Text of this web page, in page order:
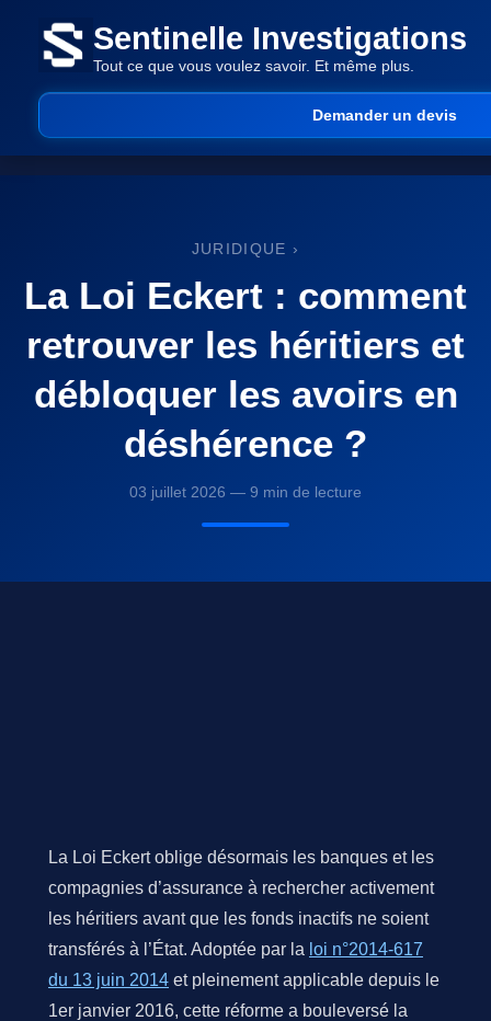
Sentinelle Investigations
Tout ce que vous voulez savoir. Et même plus.
Demander un devis
JURIDIQUE ›
La Loi Eckert : comment
retrouver les héritiers et
débloquer les avoirs en
déshérence ?
03 juillet 2026 — 9 min de lecture
La Loi Eckert oblige désormais les banques et les
compagnies d’assurance à rechercher activement
les héritiers avant que les fonds inactifs ne soient
transférés à l’État. Adoptée par la loi n°2014-617
du 13 juin 2014 et pleinement applicable depuis le
1er janvier 2016, cette réforme a bouleversé la